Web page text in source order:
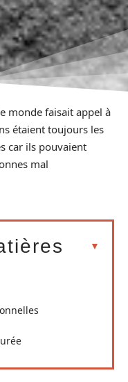
monde faisait appel à
étaient toujours les
car ils pouvaient
mal